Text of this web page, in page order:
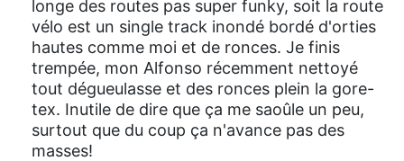
longe des routes pas super funky, soit la route
vélo est un single track inondé bordé d'orties
hautes comme moi et de ronces. Je finis
trempée, mon Alfonso récemment nettoyé
tout dégueulasse et des ronces plein la gore-
tex. Inutile de dire que ça me saoûle un peu,
surtout que du coup ça n'avance pas des
masses!